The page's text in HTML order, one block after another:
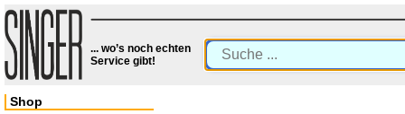
... wo’s noch echten
Service gibt!
Shop